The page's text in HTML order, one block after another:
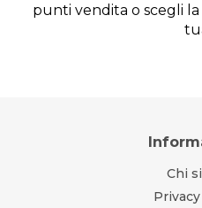
punti vendita o scegli la
Chi